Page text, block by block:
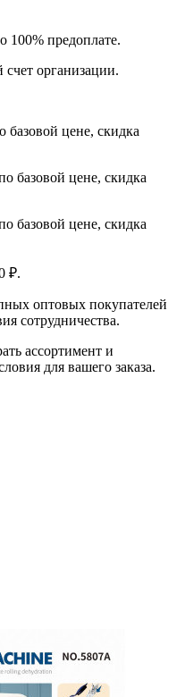
100% предоплате.
организации.
базовой цене, скидка
базовой цене, скидка
базовой цене, скидка
₽.
оптовых покупателей
сотрудничества.
ассортимент и
для вашего заказа.